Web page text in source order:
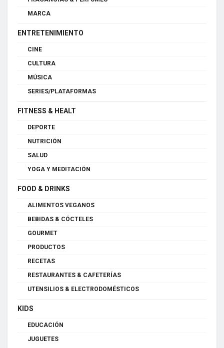
MARCA
ENTRETENIMIENTO
CINE
CULTURA
MÚSICA
SERIES/PLATAFORMAS
FITNESS & HEALT
DEPORTE
NUTRICIÓN
SALUD
YOGA Y MEDITACIÓN
FOOD & DRINKS
ALIMENTOS VEGANOS
BEBIDAS & CÓCTELES
GOURMET
PRODUCTOS
RECETAS
RESTAURANTES & CAFETERÍAS
UTENSILIOS & ELECTRODOMÉSTICOS
KIDS
EDUCACIÓN
JUGUETES